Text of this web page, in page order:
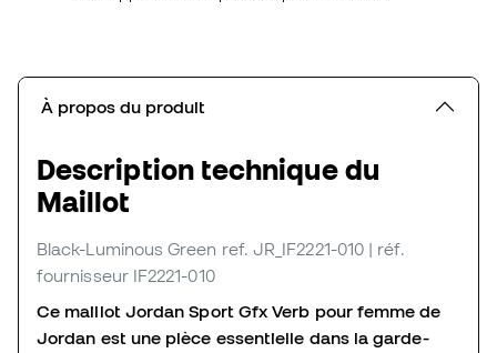
À propos du produit
Description technique du
Maillot
Black-Luminous Green ref. JR_IF2221-010 | réf.
fournisseur IF2221-010
Ce maillot Jordan Sport Gfx Verb pour femme de
Jordan est une pièce essentielle dans la garde-